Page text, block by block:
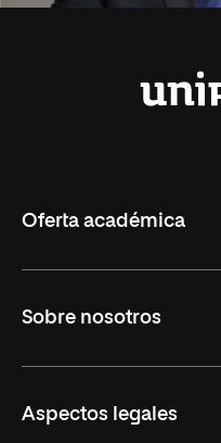
Oferta académica
Maestrías
Sobre nosotros
Trabaja en UNIR
Aspectos legales